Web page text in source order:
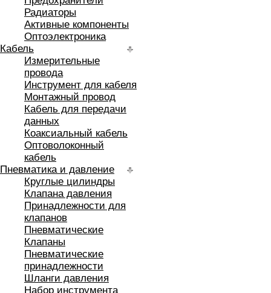
Радиаторы
Активные компоненты
Оптоэлектроника
Кабель
Измерительные
провода
Инструмент для кабеля
Монтажный провод
Кабель для передачи
данных
Коаксиальный кабель
Оптоволоконный
кабель
Пневматика и давление
Круглые цилиндры
Клапана давления
Принадлежности для
клапанов
Пневматические
Клапаны
Пневматические
принадлежности
Шланги давления
Набор инструмента